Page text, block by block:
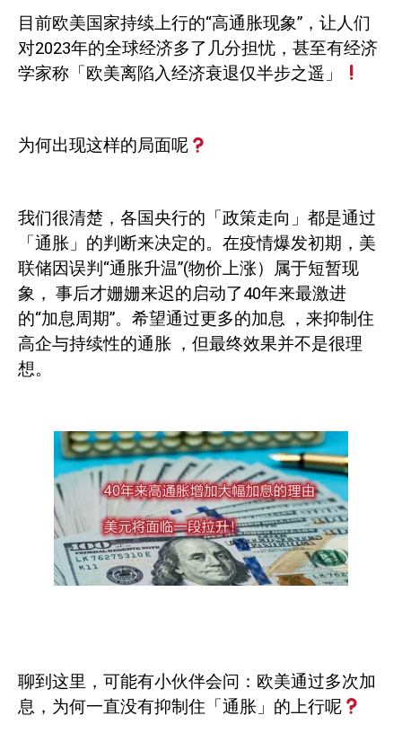
目前欧美国家持续上行的“高通胀现象”，让人们
对2023年的全球经济多了几分担忧，甚至有经济
学家称「欧美离陷入经济衰退仅半步之遥」
为何出现这样的局面呢
我们很清楚，各国央行的「政策走向」都是通过
「通胀」的判断来决定的。在疫情爆发初期，美
联储因误判“通胀升温”(物价上涨）属于短暂现
象， 事后才姗姗来迟的启动了40年来最激进
的“加息周期”。希望通过更多的加息 ，来抑制住
高企与持续性的通胀 ，但最终效果并不是很理
想。
聊到这里，可能有小伙伴会问：欧美通过多次加
息，为何一直没有抑制住「通胀」的上行呢